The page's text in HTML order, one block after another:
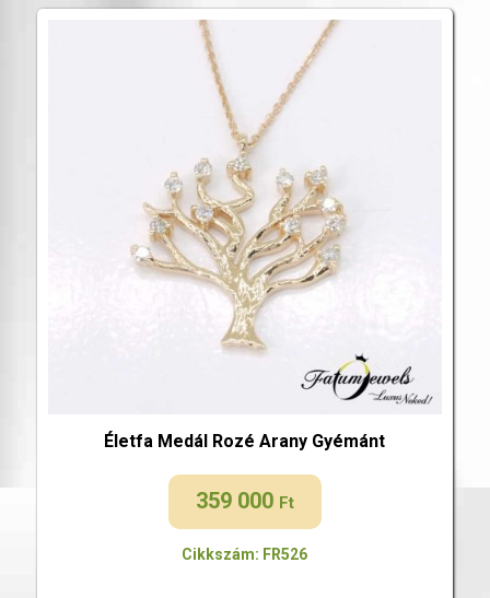
Életfa Medál Rozé Arany Gyémánt
359 000 Ft
Cikkszám: FR526